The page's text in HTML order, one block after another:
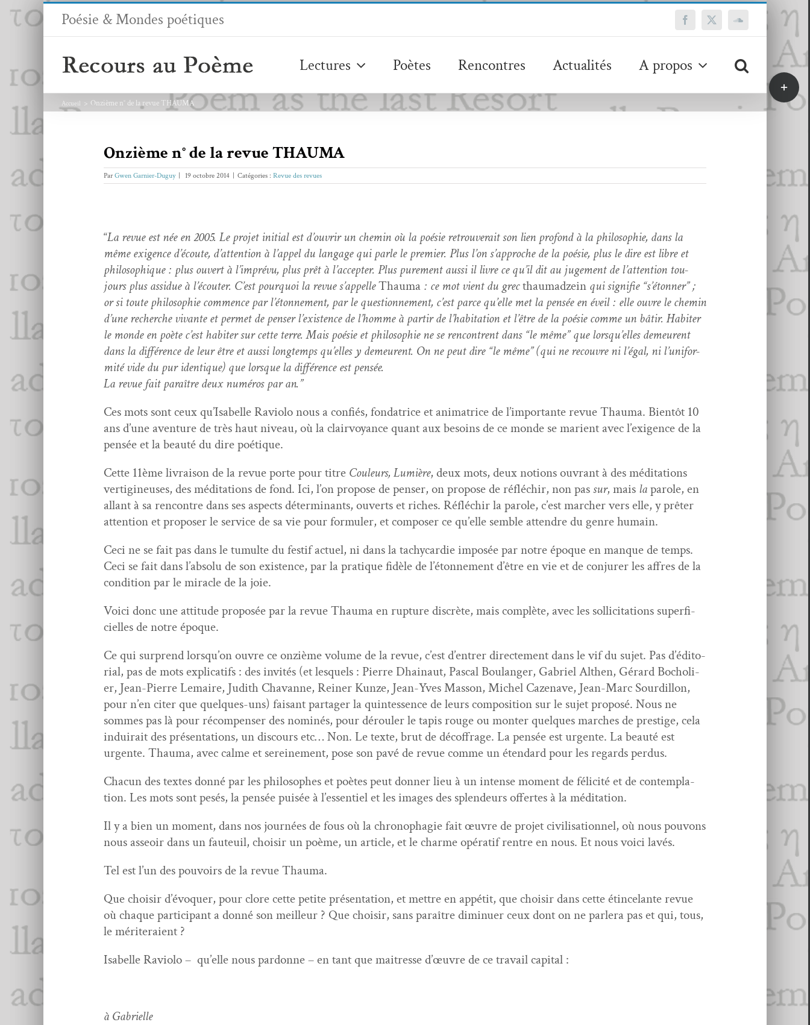
Passer
Poésie & Mondes poétiques Facebook
X SoundCloud
Lectures Poètes Rencontres Actualités A propos
Accueil Onzième n° de la revue THAUMA
Onzième n° de la revue THAUMA
ParGwen Garnier-Duguy 19 octobre 2014 Catégories : Revue des revues
“La revue est née en 2005. Le pro­jet ini­tial est d’ou­vrir un chemin où la poésie retrou­verait son lien pro­fond à la philoso­phie, dans la
même exi­gence d’é­coute, d’at­ten­tion à l’ap­pel du lan­gage qui par­le le pre­mier. Plus l’on s’ap­proche de la poésie, plus le dire est libre et
philosophique : plus ouvert à l’im­prévu, plus prêt à l’ac­cepter. Plus pure­ment aus­si il livre ce qu’il dit au juge­ment de l’at­ten­tion tou­
jours plus assidue à l’é­couter. C’est pourquoi la revue s’ap­pelleThau­ma : ce mot vient du grecthau­madzein qui sig­ni­fie “s’é­ton­ner” ;
or si toute philoso­phie com­mence par l’é­ton­nement, par le ques­tion­nement, c’est parce qu’elle met la pen­sée en éveil : elle ouvre le chemin
d’une recherche vivante et per­met de penser l’ex­is­tence de l’homme à par­tir de l’habi­ta­tion et l’être de la poésie comme un bâtir. Habiter
le monde en poète c’est habiter sur cette terre. Mais poésie et philoso­phie ne se ren­con­trent dans “le même” que lorsqu’elles demeurent
dans la dif­férence de leur être et aus­si longtemps qu’elles y demeurent. On ne peut dire “le même” (qui ne recou­vre ni l’é­gal, ni l’u­ni­for­
mité vide du pur iden­tique) que lorsque la dif­férence est pensée.
La revue fait paraître deux numéros par an.”
Ces mots sont ceux qu’Is­abelle Ravi­o­lo nous a con­fiés, fon­da­trice et ani­ma­trice de l’im­por­tante revue Thau­ma. Bien­tôt 10
ans d’une aven­ture de très haut niveau, où la clair­voy­ance quant aux besoins de ce monde se mari­ent avec l’ex­i­gence de la
pen­sée et la beauté du dire poétique.
Cette 11ème livrai­son de la revue porte pour titre Couleurs, Lumière, deux mots, deux notions ouvrant à des médi­ta­tions
ver­tig­ineuses, des médi­ta­tions de fond. Ici, l’on pro­pose de penser, on pro­pose de réfléchir, non passur, mais laparole, en
allant à sa ren­con­tre dans ses aspects déter­mi­nants, ouverts et rich­es. Réfléchir la parole, c’est marcher vers elle, y prêter
atten­tion et pro­pos­er le ser­vice de sa vie pour for­muler, et com­pos­er ce qu’elle sem­ble atten­dre du genre humain.
Ceci ne se fait pas dans le tumulte du fes­tif actuel, ni dans la tachy­cardie imposée par notre époque en manque de temps.
Ceci se fait dans l’ab­solu de son exis­tence, par la pra­tique fidèle de l’é­ton­nement d’être en vie et de con­jur­er les affres de la
con­di­tion par le mir­a­cle de la joie.
Voici donc une atti­tude pro­posée par la revue Thau­ma en rup­ture dis­crète, mais com­plète, avec les sol­lic­i­ta­tions super­fi­
cielles de notre époque.
Ce qui sur­prend lorsqu’on ouvre ce onz­ième vol­ume de la revue, c’est d’en­tr­er directe­ment dans le vif du sujet. Pas d’édi­to­
r­i­al, pas de mots expli­cat­ifs : des invités (et lesquels : Pierre Dhain­aut, Pas­cal Boulanger, Gabriel Althen, Gérard Bocholi­
er, Jean-Pierre Lemaire, Judith Cha­vanne, Rein­er Kun­ze, Jean-Yves Mas­son, Michel Cazenave, Jean-Marc Sour­dil­lon,
pour n’en citer que quelques-uns) faisant partager la quin­tes­sence de leurs com­po­si­tion sur le sujet pro­posé. Nous ne
sommes pas là pour récom­penser des nom­inés, pour dérouler le tapis rouge ou mon­ter quelques march­es de pres­tige, cela
induirait des présen­ta­tions, un dis­cours etc… Non. Le texte, brut de décof­frage. La pen­sée est urgente. La beauté est
urgente. Thau­ma, avec calme et sere­ine­ment, pose son pavé de revue comme un éten­dard pour les regards perdus.
Cha­cun des textes don­né par les philosophes et poètes peut don­ner lieu à un intense moment de félic­ité et de con­tem­pla­
tion. Les mots sont pesés, la pen­sée puisée à l’essen­tiel et les images des splen­deurs offertes à la méditation.
Il y a bien un moment, dans nos journées de fous où la chronophagie fait œuvre de pro­jet civil­i­sa­tion­nel, où nous pou­vons
nous asseoir dans un fau­teuil, choisir un poème, un arti­cle, et le charme opératif ren­tre en nous. Et nous voici lavés.
Tel est l’un des pou­voirs de la revue Thauma.
Que choisir d’évo­quer, pour clore cette petite présen­ta­tion, et met­tre en appétit, que choisir dans cette étince­lante revue
où chaque par­tic­i­pant a don­né son meilleur ? Que choisir, sans paraître dimin­uer ceux dont on ne par­lera pas et qui, tous,
le mériteraient ?
Isabelle Ravi­o­lo – qu’elle nous par­donne – en tant que maitresse d’œu­vre de ce tra­vail capital :
à Gabrielle
Bascule
de
la
barre